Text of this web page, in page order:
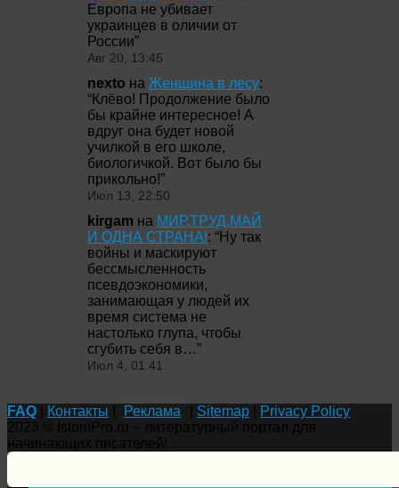
Европа не убивает
украинцев в оличии от
России”
Авг 20, 13:45
nexto на Женщина в лесу:
“Клёво! Продолжение было
бы крайне интересное! А
вдруг она будет новой
училкой в его школе,
биологичкой. Вот было бы
прикольно!”
Июл 13, 22:50
kirgam на МИР,ТРУД,МАЙ
И ОДНА СТРАНА!: “Ну так
войны и маскируют
бессмысленность
псевдоэкономики,
занимающая у людей их
время система не
настолько глупа, чтобы
сгубить себя в…”
Июл 4, 01:41
FAQ Контакты Реклама Sitemap
Privacy Policy